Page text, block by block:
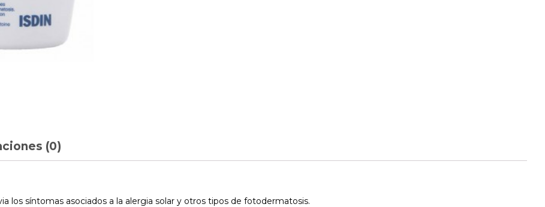
(0)
los síntomas asociados a la alergia solar y otros tipos de fotodermatosis.